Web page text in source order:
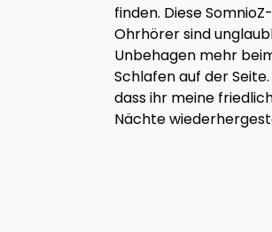
finden. Diese SomnioZ-
Ohrhörer sind
Unbehagen mehr
Schlafen auf der
dass ihr meine
Nächte